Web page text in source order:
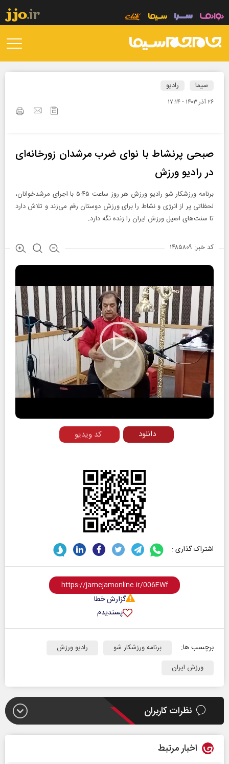
سیما رادیو
۲۶ آذر ۱۴۰۳ - ۱۷:۱۴
صبحی پرنشاط با نوای ضرب مرشدان زورخانه‌ای
در رادیو ورزش
برنامه ورزشکار شو رادیو ورزش هر روز ساعت ۵:۴۵ با اجرای مرشدخوانان،
لحظاتی پر از انرژی و نشاط را برای ورزش دوستان رقم می‌زند و تلاش دارد
تا سنت‌های اصیل ورزش ایران را زنده نگه دارد.
کد خبر: ۱۴۸۵۸۰۹
Play
Video
کد ویدیو دانلود
اشتراک گذاری :
گزارش خطا
پسندیدم
برچسب ها: برنامه ورزشکار شو
رادیو ورزش
ورزش ایران
نظرات کاربران
اخبار مرتبط